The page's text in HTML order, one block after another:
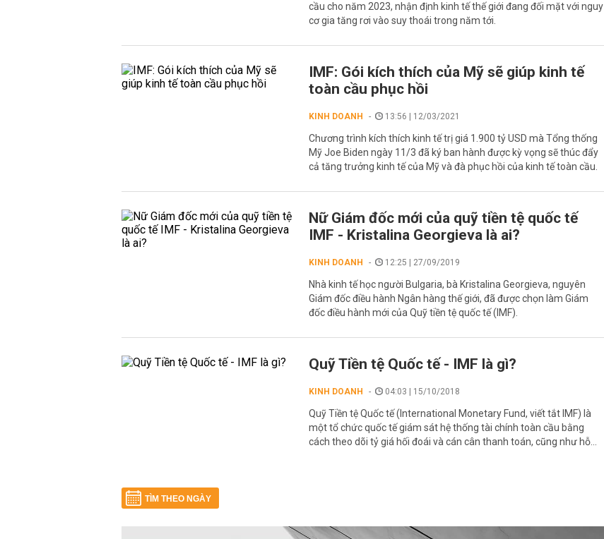
cầu cho năm 2023, nhận định kinh tế thế giới đang đối mặt với nguy
cơ gia tăng rơi vào suy thoái trong năm tới.
IMF: Gói kích thích của Mỹ sẽ giúp kinh tế
toàn cầu phục hồi
KINH DOANH 13:56 | 12/03/2021
Chương trình kích thích kinh tế trị giá 1.900 tỷ USD mà Tổng thống
Mỹ Joe Biden ngày 11/3 đã ký ban hành được kỳ vọng sẽ thúc đẩy
cả tăng trưởng kinh tế của Mỹ và đà phục hồi của kinh tế toàn cầu.
Nữ Giám đốc mới của quỹ tiền tệ quốc tế
IMF - Kristalina Georgieva là ai?
KINH DOANH 12:25 | 27/09/2019
Nhà kinh tế học người Bulgaria, bà Kristalina Georgieva, nguyên
Giám đốc điều hành Ngân hàng thế giới, đã được chọn làm Giám
đốc điều hành mới của Quỹ tiền tệ quốc tế (IMF).
Quỹ Tiền tệ Quốc tế - IMF là gì?
KINH DOANH 04:03 | 15/10/2018
Quỹ Tiền tệ Quốc tế (International Monetary Fund, viết tắt IMF) là
một tổ chức quốc tế giám sát hệ thống tài chính toàn cầu bằng
cách theo dõi tỷ giá hối đoái và cán cân thanh toán, cũng như hỗ...
TÌM THEO NGÀY